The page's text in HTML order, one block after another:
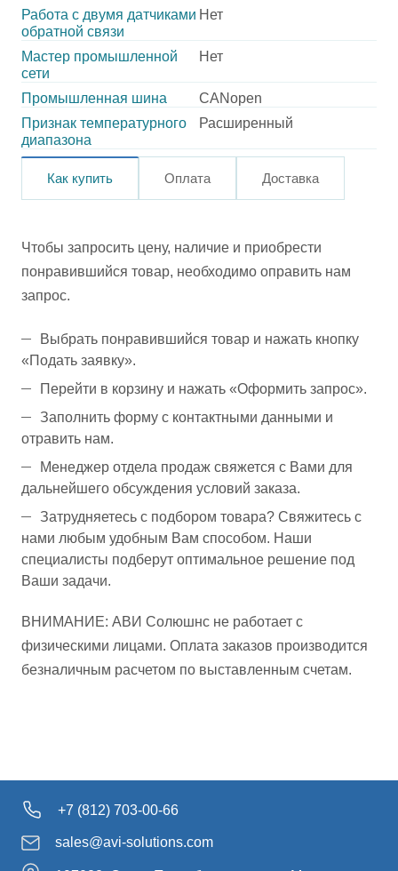
Работа с двумя датчиками
обратной связи
Нет
Мастер промышленной
сети
Нет
Промышленная шина
CANopen
Признак температурного
диапазона
Расширенный
Как купить Оплата Доставка
Чтобы запросить цену, наличие и приобрести
понравившийся товар, необходимо оправить нам
запрос.
Выбрать понравившийся товар и нажать кнопку
«Подать заявку».
Перейти в корзину и нажать «Оформить запрос».
Заполнить форму с контактными данными и
отравить нам.
Менеджер отдела продаж свяжется с Вами для
дальнейшего обсуждения условий заказа.
Затрудняетесь с подбором товара? Свяжитесь с
нами любым удобным Вам способом. Наши
специалисты подберут оптимальное решение под
Ваши задачи.
ВНИМАНИЕ: АВИ Солюшнс не работает с
физическими лицами. Оплата заказов производится
безналичным расчетом по выставленным счетам.
+7 (812) 703-00-66
sales@avi-solutions.com